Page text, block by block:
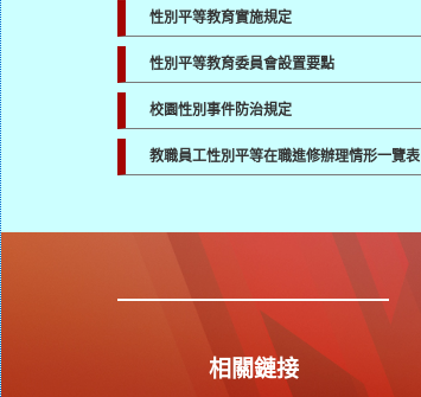
性別平等教育實施規定
性別平等教育委員會設置要點
校園性別事件防治規定
教職員工性別平等在職進修辦理情形一覽表
相關鏈接